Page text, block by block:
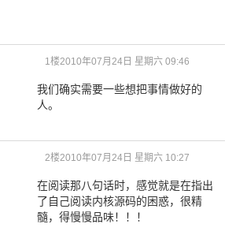
1楼2010年07月24日 星期六 09:46
我们确实需要一些想把事情做好的
人。
2楼2010年07月24日 星期六 10:27
在阅读那八句话时，感觉就是在指出
了自己阅读内核源码的困惑，很精
髓，得慢慢品味！！！